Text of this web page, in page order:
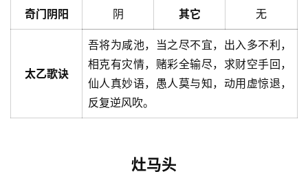
奇门阴阳 阴 其它 无
太乙歌诀
吾将为咸池，当之尽不宜，出入多不利，
相克有灾情，赌彩全输尽，求财空手回，
仙人真妙语，愚人莫与知，动用虚惊退，
反复逆风吹。
灶马头